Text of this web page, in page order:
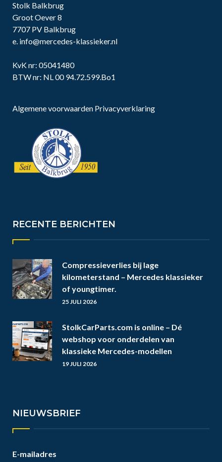
Stolk Balkbrug
Groot Oever 8
7707 PV Balkbrug
e. info@mercedes-klassieker.nl
KvK nr: 05041480
BTW nr: NL 00 94.72.599.Bo1
Algemene voorwaarden Privacyverklaring
RECENTE BERICHTEN
Compressieverlies bij lage
kilometerstand – Mercedes klassieker
of youngtimer.
25 JULI 2026
StolkCarParts.com is online – Dé
webshop voor onderdelen van
klassieke Mercedes-modellen
19 JULI 2026
NIEUWSBRIEF
E-mailadres